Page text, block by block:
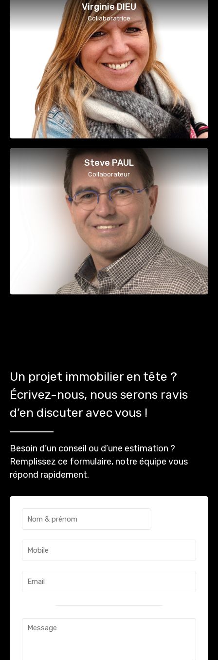
Virginie DIEU
Collaboratrice
Steve PAUL
Collaborateur
Un projet immobilier en tête ?
Écrivez-nous, nous serons ravis
d’en discuter avec vous !
Besoin d’un conseil ou d’une estimation ?
Remplissez ce formulaire, notre équipe vous
répond rapidement.